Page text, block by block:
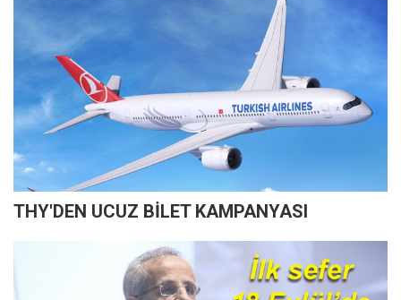
THY'DEN UCUZ BİLET KAMPANYASI